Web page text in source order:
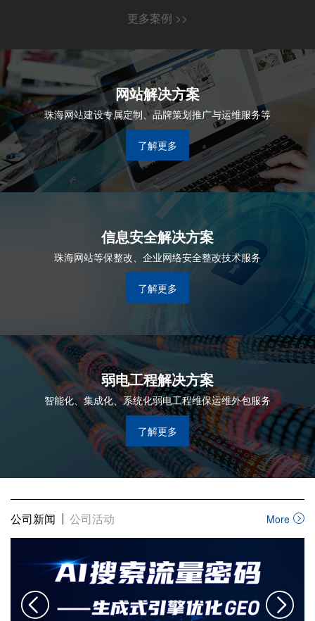
更多案例 >>
网站解决方案
珠海网站建设专属定制、品牌策划推广与运维服务等
了解更多
信息安全解决方案
珠海网站等保整改、企业网络安全整改技术服务
了解更多
弱电工程解决方案
智能化、集成化、系统化弱电工程维保运维外包服务
了解更多
公司新闻 公司活动 More